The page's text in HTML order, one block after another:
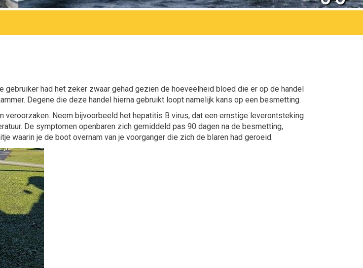
had het zeker zwaar gehad gezien de hoeveelheid bloed die er op de handel
Degene die deze handel hierna gebruikt loopt namelijk kans op een besmetting.
Neem bijvoorbeeld het hepatitis B virus, dat een ernstige leverontsteking
De symptomen openbaren zich gemiddeld pas 90 dagen na de besmetting,
waarin je de boot overnam van je voorganger die zich de blaren had geroeid.